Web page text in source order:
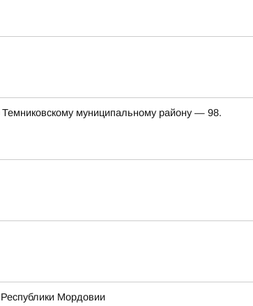
муниципальному району — 98.
Мордовии